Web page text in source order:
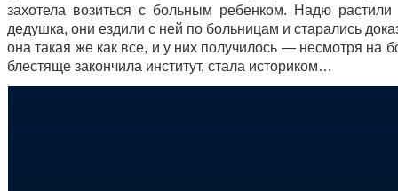
захотела возиться с больным ребенком. Надю
дедушка, они ездили с ней по больницам и старались
она такая же как все, и у них получилось — несмотря на
блестяще закончила институт, стала историком…